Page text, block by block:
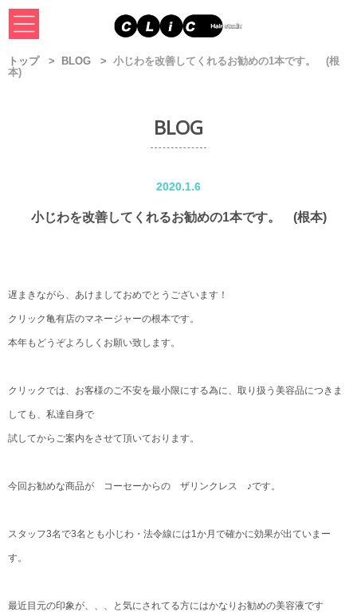
トップ BLOG
小じわを改善してくれるお勧めの1本です。 (根
本)
BLOG
2020.1.6
小じわを改善してくれるお勧めの1本です。 (根本)
遅まきながら、あけましておめでとうございます！
クリック亀有店のマネージャーの根本です。
本年もどうぞよろしくお願い致します。
クリックでは、お客様のご不安を最小限にする為に、取り扱う美容品につきま
しても、私達自身で
試してからご案内をさせて頂いております。
今回お勧めな商品が コーセーからの ザリンクレス ♪です。
スタッフ3名で3名とも小じわ・法令線には1か月で確かに効果が出ていまー
す。
最近目元の印象が、、、と気にされてる方にはかなりお勧めの美容液です